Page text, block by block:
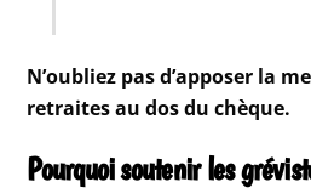
N’oubliez pas d’apposer la
retraites au dos du chèque.
Pourquoi soutenir les